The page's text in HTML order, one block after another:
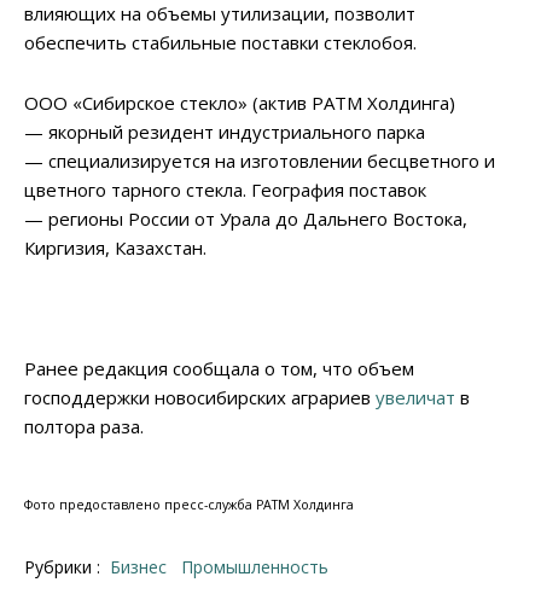
влияющих на объемы утилизации, позволит
обеспечить стабильные поставки стеклобоя.
ООО «Сибирское стекло» (актив РАТМ Холдинга)
— якорный резидент индустриального парка
— специализируется на изготовлении бесцветного и
цветного тарного стекла. География поставок
— регионы России от Урала до Дальнего Востока,
Киргизия, Казахстан.
Ранее редакция сообщала о том, что объем
господдержки новосибирских аграриев увеличат в
полтора раза.
Фото предоставлено пресс-служба РАТМ Холдинга
Рубрики : Бизнес Промышленность